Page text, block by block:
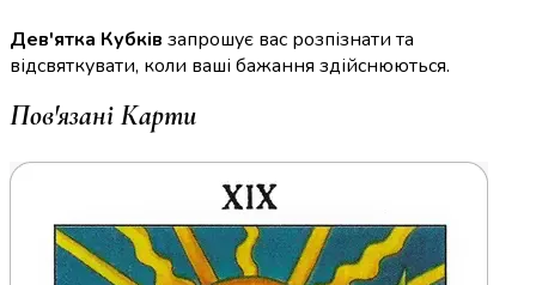
Дев'ятка Кубків запрошує вас розпізнати та
відсвяткувати, коли ваші бажання здійснюються.
Пов'язані Карти